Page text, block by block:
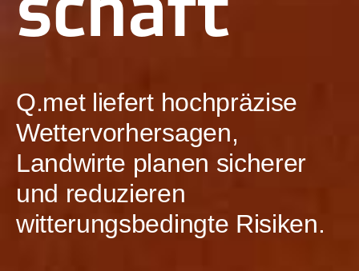
Q.met liefert hochpräzise
Wettervorhersagen,
Landwirte planen sicherer
und reduzieren
witterungsbedingte Risiken.